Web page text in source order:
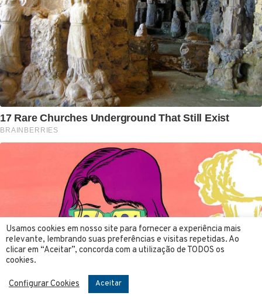
Usamos cookies em nosso site para fornecer a experiência mais
relevante, lembrando suas preferências e visitas repetidas. Ao
clicar em “Aceitar”, concorda com a utilização de TODOS os
cookies.
Configurar Cookies Aceitar